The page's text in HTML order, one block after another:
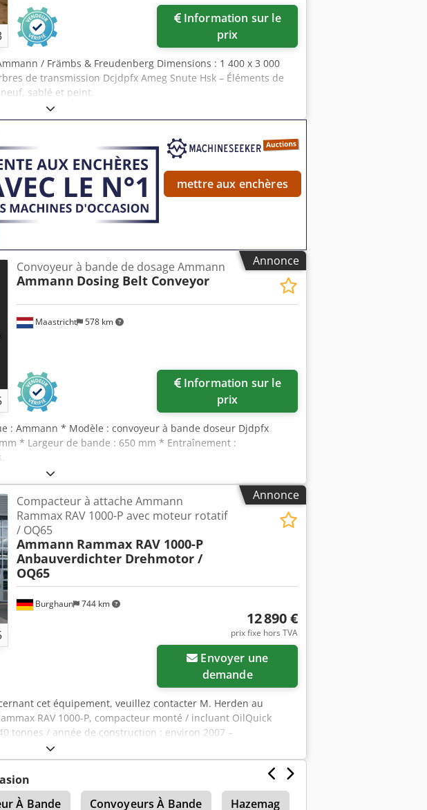
Information sur le
prix
/ Främbs & Freudenberg Dimensions : 1 400 x 3 000
de transmission Dcjdpfx Ameg Snute Hsk – Éléments de
sablé et peint.
mettre aux enchères
Annonce
Maastricht 578 km
Convoyeur à bande de dosage Ammann
Ammann Dosing Belt Conveyor
Information sur le
prix
: Ammann * Modèle : convoyeur à bande doseur Djdpfx
* Largeur de bande : 650 mm * Entraînement :
Annonce
Burghaun 744 km
Compacteur à attache Ammann
Rammax RAV 1000-P avec moteur rotatif
/ OQ65
Ammann Rammax RAV 1000-P
Anbauverdichter Drehmotor /
OQ65
12 890 €
prix fixe hors TVA
demande
cet équipement, veuillez contacter M. Herden au
RAV 1000-P, compacteur monté / incluant OilQuick
tonnes / année de construction : environ 2007 –
plus disponible / en stock et disponible immédiatement
totale (mm) : 1 226 - Largeur totale (mm) : 880 - Débit
Poids en ordre de marche (kg) : 1 365 - Fréquence (Hz) : 30 -
du véhicule porteur (tonnes) : 18 – 40 Équipement : -
de rotation Dans notre entrepôt, nous disposons d’un
À Bande Convoyeurs À Bande Hazemag